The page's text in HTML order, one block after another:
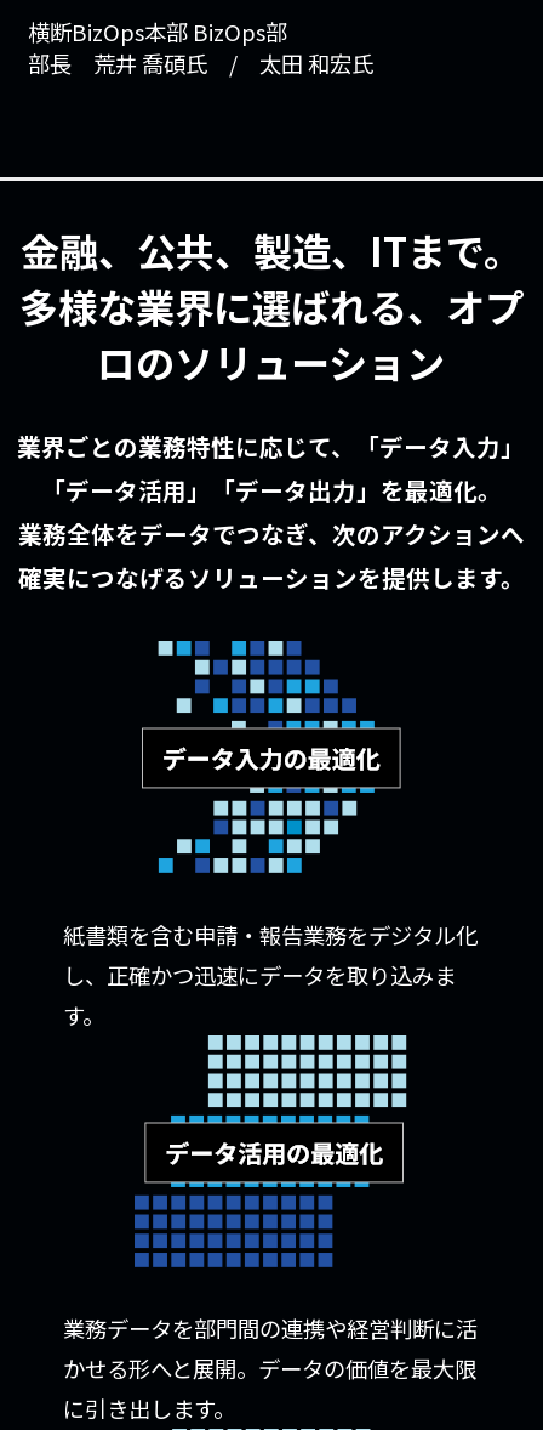
横断BizOps本部 BizOps部
部長 荒井 喬碩氏 / 太田 和宏氏
金融、公共、製造、ITまで。
多様な業界に選ばれる、オプ
ロのソリューション
業界ごとの業務特性に応じて、「データ入力」
「データ活用」「データ出力」を最適化。
業務全体をデータでつなぎ、次のアクションへ
確実につなげるソリューションを提供します。
紙書類を含む申請・報告業務をデジタル化
し、正確かつ迅速にデータを取り込みま
す。
業務データを部門間の連携や経営判断に活
かせる形へと展開。データの価値を最大限
に引き出します。